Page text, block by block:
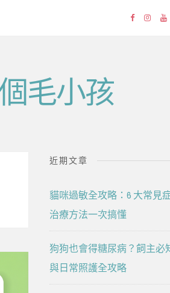
Facebook
毛小孩
近期文章
貓咪過敏全攻略：6 大常見
治療方法一次搞懂
狗狗也會得糖尿病？飼主必
與日常照護全攻略